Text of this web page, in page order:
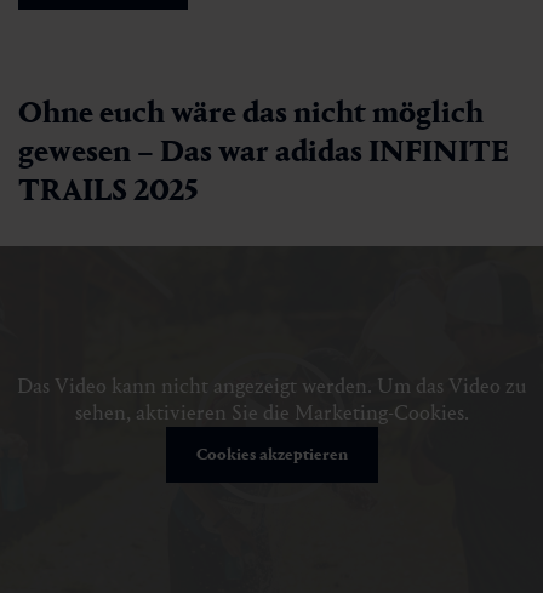
Ohne euch wäre das nicht möglich
gewesen – Das war adidas INFINITE
TRAILS 2025
Das Video kann nicht angezeigt werden. Um das Video zu
sehen, aktivieren Sie die Marketing-Cookies.
Cookies akzeptieren